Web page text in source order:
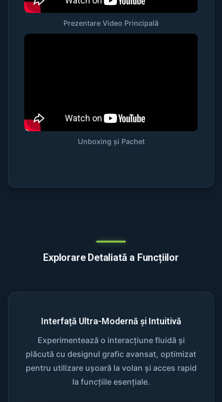
Prezentare Video Principală
Unboxing și Pachet
Explorare Detaliată a Funcțiilor
Interfață Ultra-Modernă și Intuitivă
Experimentează o interacțiune fluidă și
plăcută cu designul grafic avansat, optimizat
pentru utilizare ușoară la volan și acces rapid
la funcțiile esențiale.